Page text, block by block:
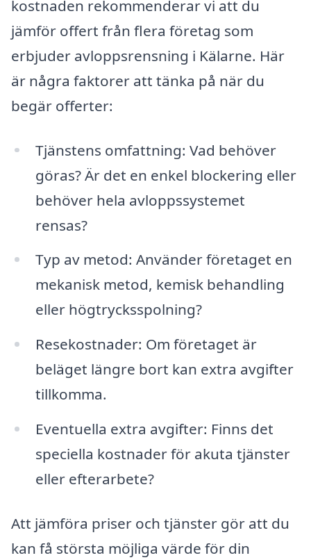
kostnaden rekommenderar vi att du
jämför offert från flera företag som
erbjuder avloppsrensning i Kälarne. Här
är några faktorer att tänka på när du
begär offerter:
Tjänstens omfattning: Vad behöver
göras? Är det en enkel blockering eller
behöver hela avloppssystemet
rensas?
Typ av metod: Använder företaget en
mekanisk metod, kemisk behandling
eller högtrycksspolning?
Resekostnader: Om företaget är
beläget längre bort kan extra avgifter
tillkomma.
Eventuella extra avgifter: Finns det
speciella kostnader för akuta tjänster
eller efterarbete?
Att jämföra priser och tjänster gör att du
kan få största möjliga värde för din